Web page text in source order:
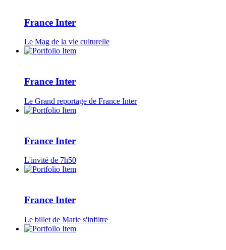
France Inter
Le Mag de la vie culturelle
France Inter
Le Grand reportage de France Inter
France Inter
L'invité de 7h50
France Inter
Le billet de Marie s'infiltre